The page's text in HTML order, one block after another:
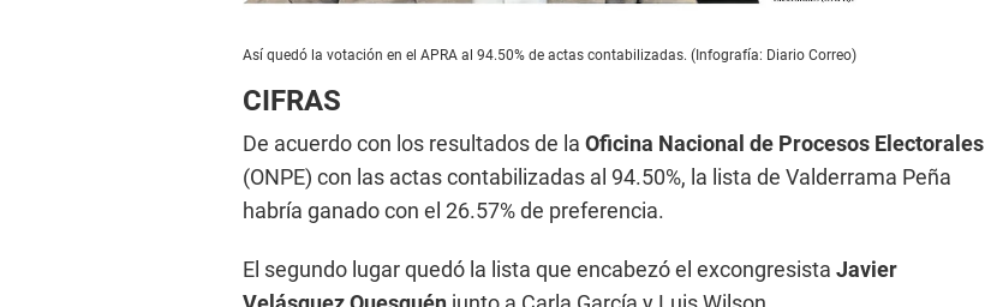
Así quedó la votación en el APRA al 94.50% de actas contabilizadas. (Infografía: Diario Correo)
CIFRAS
De acuerdo con los resultados de la Oficina Nacional de Procesos Electorales
(ONPE) con las actas contabilizadas al 94.50%, la lista de Valderrama Peña
habría ganado con el 26.57% de preferencia.
El segundo lugar quedó la lista que encabezó el excongresista Javier